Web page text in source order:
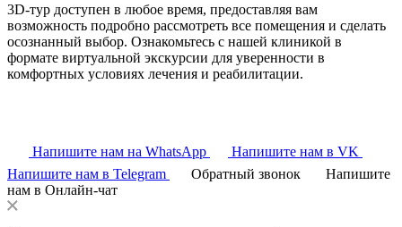
3D-тур доступен в любое время, предоставляя вам
возможность подробно рассмотреть все помещения и сделать
осознанный выбор. Ознакомьтесь с нашей клиникой в
формате виртуальной экскурсии для уверенности в
комфортных условиях лечения и реабилитации.
Напишите нам на WhatsApp
Напишите нам в VK
Напишите нам в Telegram
Обратный звонок
Напишите
нам в Онлайн-чат